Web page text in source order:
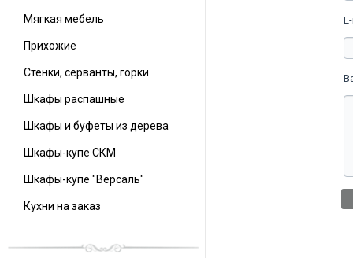
Мягкая мебель
Прихожие
Стенки, серванты, горки
Шкафы распашные
Шкафы и буфеты из дерева
Шкафы-купе СКМ
Шкафы-купе "Версаль"
Кухни на заказ